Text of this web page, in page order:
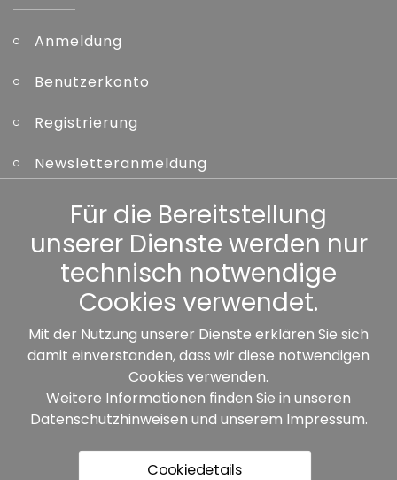
Anmeldung
Benutzerkonto
Registrierung
Newsletteranmeldung
Kennwort vergessen
Sonstiges
Unsere Partner:
Für die Bereitstellung
unserer Dienste werden nur
technisch notwendige
Cookies verwendet.
Mit der Nutzung unserer Dienste erklären Sie sich
damit einverstanden, dass wir diese notwendigen
Cookies verwenden.
Weitere Informationen finden Sie in unseren
Datenschutzhinweisen und unserem Impressum.
Cookiedetails